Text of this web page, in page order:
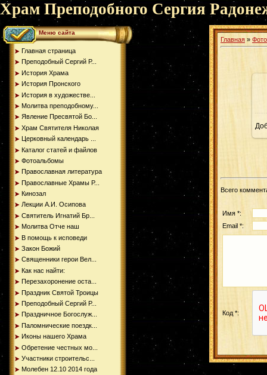
Храм Преподобного Сергия
Меню сайта
Главная страница
Преподобный Сергий Р...
История Храма
История Пронского
История в художестве...
Молитва преподобному...
Явление Пресвятой Бо...
Храм Святителя Николая
Церковный календарь ...
Каталог статей и файлов
Фотоальбомы
Православная литература
Православные Храмы Р...
Кинозал
Лекции А.И. Осипова
Святитель Игнатий Бр...
Молитва Отче наш
В помощь к исповеди
Закон Божий
Священники герои Вел...
Как нас найти:
Перезахоронение оста...
Праздник Святой Троицы
Преподобный Сергий Р...
Праздничное Богослуж...
Паломнические поездк...
Иконы нашего Храма
Обретение честных мо...
Участники строительс...
Молебен 12.10 2014 года
Главная »
Всего
Имя *:
Email *:
Код *: